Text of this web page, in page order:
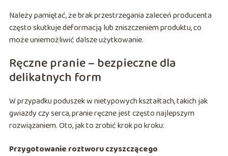
Należy pamiętać, że brak przestrzegania zaleceń producenta
często skutkuje deformacją lub zniszczeniem produktu, co
może uniemożliwić dalsze użytkowanie.
Ręczne pranie – bezpieczne dla
delikatnych form
W przypadku poduszek w nietypowych kształtach, takich jak
gwiazdy czy serca, pranie ręczne jest często najlepszym
rozwiązaniem. Oto, jak to zrobić krok po kroku:
Przygotowanie roztworu czyszczącego